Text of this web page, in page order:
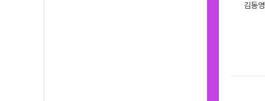
김동영